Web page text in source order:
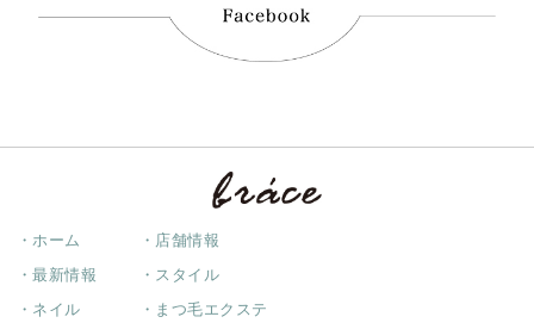
・ホーム ・店舗情報
・最新情報 ・スタイル
・ネイル ・まつ毛エクステ